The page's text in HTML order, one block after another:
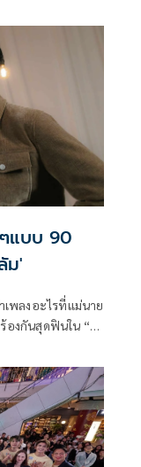
ๆแบบ 90
ม'
พลงอะไรที่แม่นาย
งกันสุดฟินใน “ดัง
ซึ้งที่ดึงคนฟังกลับสู่